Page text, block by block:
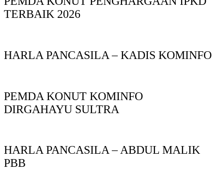
TERBAIK 2026
HARLA PANCASILA – KADIS KOMINFO
PEMDA KONUT KOMINFO
DIRGAHAYU SULTRA
HARLA PANCASILA – ABDUL MALIK
PBB